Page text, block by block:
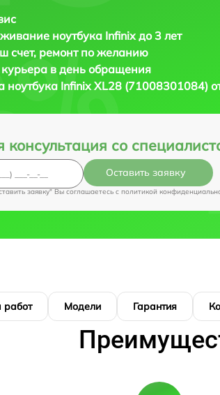
ноутбука Infinix до 3 лет
счет, ремонт по желанию
в день обращения
ноутбука Infinix XL28 (71008301084)
консультация со
Оставить заявку
заявку" Вы соглашаетесь c политикой
работ Модели Гарантия